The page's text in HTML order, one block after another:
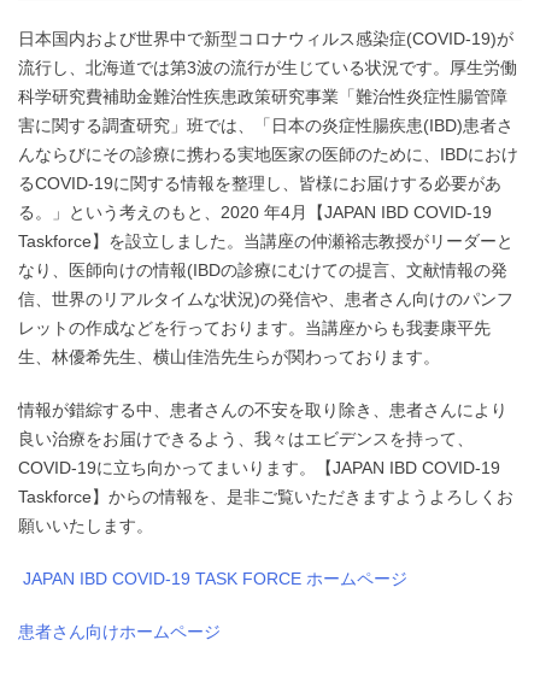
日本国内および世界中で新型コロナウィルス感染症(COVID-19)が
流行し、北海道では第3波の流行が生じている状況です。厚生労働
科学研究費補助金難治性疾患政策研究事業「難治性炎症性腸管障
害に関する調査研究」班では、「日本の炎症性腸疾患(IBD)患者さ
んならびにその診療に携わる実地医家の医師のために、IBDにおけ
るCOVID-19に関する情報を整理し、皆様にお届けする必要があ
る。」という考えのもと、 2020 年4月【JAPAN IBD COVID-19
Taskforce】を設立しました。当講座の仲瀬裕志教授がリーダーと
なり、医師向けの情報(IBDの診療にむけての提言、文献情報の発
信、世界のリアルタイムな状況)の発信や、患者さん向けのパンフ
レットの作成などを行っております。当講座からも我妻康平先
生、林優希先生、横山佳浩先生らが関わっております。
情報が錯綜する中、患者さんの不安を取り除き、患者さんにより
良い治療をお届けできるよう、我々はエビデンスを持って、
COVID-19に立ち向かってまいります。【JAPAN IBD COVID-19
Taskforce】からの情報を、是非ご覧いただきますようよろしくお
願いいたします。
JAPAN IBD COVID-19 TASK FORCE ホームページ
患者さん向けホームページ